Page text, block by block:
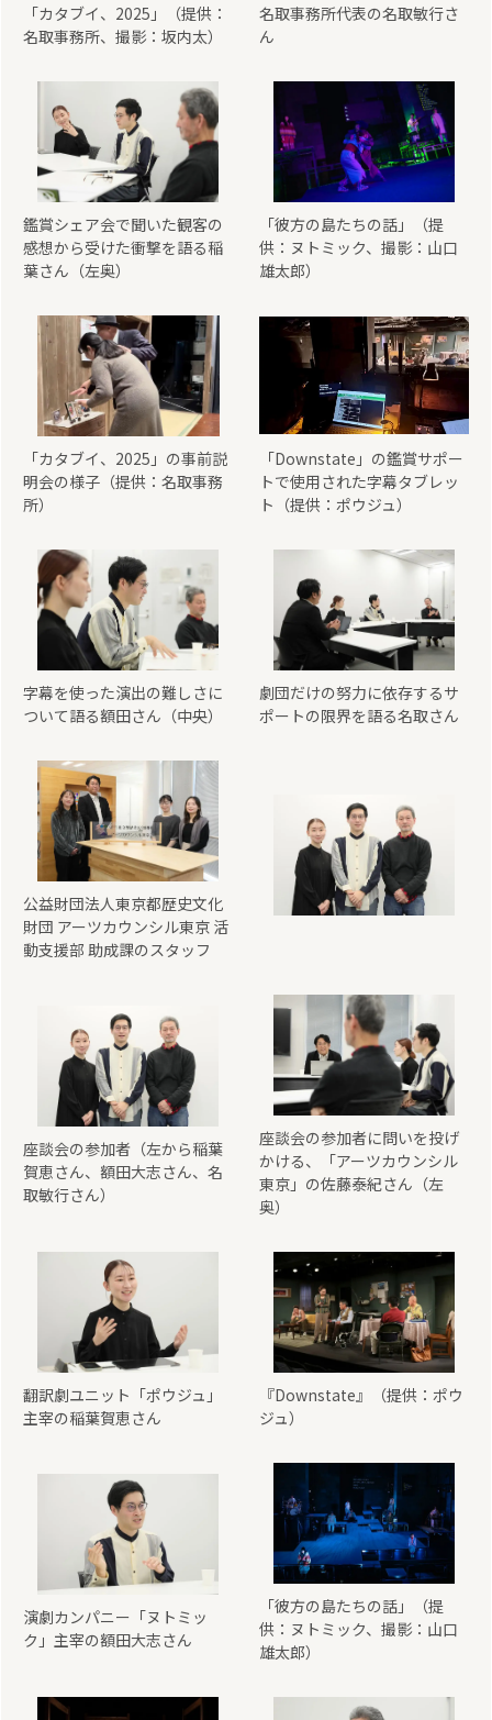
「カタブイ、2025」（提供：
名取事務所、撮影：坂内太）
名取事務所代表の名取敏行さ
ん
鑑賞シェア会で聞いた観客の
感想から受けた衝撃を語る稲
葉さん（左奥）
「彼方の島たちの話」（提
供：ヌトミック、撮影：山口
雄太郎）
「カタブイ、2025」の事前説
明会の様子（提供：名取事務
所）
「Downstate」の鑑賞サポー
トで使用された字幕タブレッ
ト（提供：ポウジュ）
字幕を使った演出の難しさに
ついて語る額田さん（中央）
劇団だけの努力に依存するサ
ポートの限界を語る名取さん
公益財団法人東京都歴史文化
財団 アーツカウンシル東京 活
動支援部 助成課のスタッフ
座談会の参加者（左から稲葉
賀恵さん、額田大志さん、名
取敏行さん）
座談会の参加者に問いを投げ
かける、「アーツカウンシル
東京」の佐藤泰紀さん（左
奥）
翻訳劇ユニット「ポウジュ」
主宰の稲葉賀恵さん
『Downstate』（提供：ポウ
ジュ）
演劇カンパニー「ヌトミッ
ク」主宰の額田大志さん
「彼方の島たちの話」（提
供：ヌトミック、撮影：山口
雄太郎）